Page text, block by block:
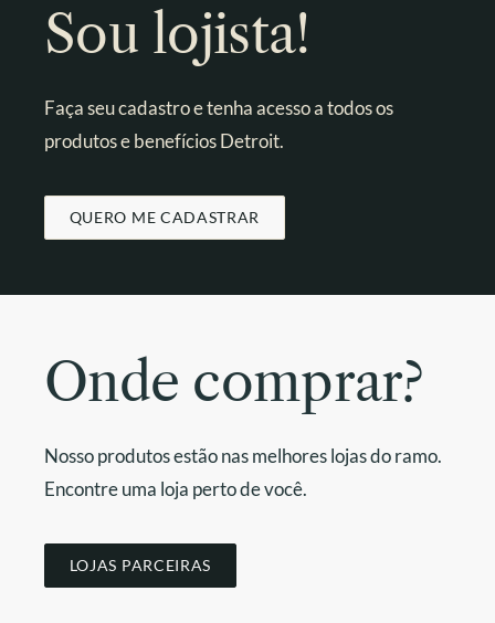
Sou lojista!
Faça seu cadastro e tenha acesso a todos os
produtos e benefícios Detroit.
QUERO ME CADASTRAR
Onde comprar?
Nosso produtos estão nas melhores lojas do ramo.
Encontre uma loja perto de você.
LOJAS PARCEIRAS